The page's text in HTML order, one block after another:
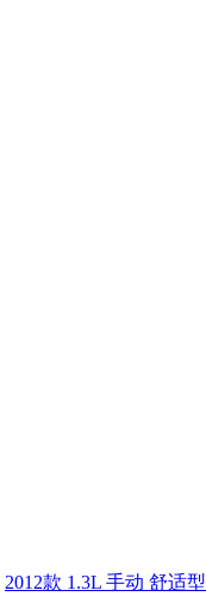
2012款 1.3L 手动 舒适型